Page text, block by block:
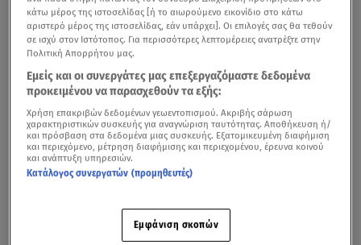
κάτω μέρος της ιστοσελίδας [ή το αιωρούμενο εικονίδιο στο κάτω
αριστερό μέρος της ιστοσελίδας, εάν υπάρχει]. Οι επιλογές σας θα τεθούν
σε ισχύ στον Ιστότοπος. Για περισσότερες λεπτομέρειες ανατρέξτε στην
Πολιτική Απορρήτου μας.
Εμείς και οι συνεργάτες μας επεξεργαζόμαστε δεδομένα
προκειμένου να παρασχεθούν τα εξής:
Χρήση επακριβών δεδομένων γεωεντοπισμού. Ακριβής σάρωση
χαρακτηριστικών συσκευής για αναγνώριση ταυτότητας. Αποθήκευση ή/
και πρόσβαση στα δεδομένα μιας συσκευής. Εξατομικευμένη διαφήμιση
και περιεχόμενο, μέτρηση διαφήμισης και περιεχομένου, έρευνα κοινού
και ανάπτυξη υπηρεσιών.
Κατάλογος συνεργατών (προμηθευτές)
Εμφάνιση σκοπών